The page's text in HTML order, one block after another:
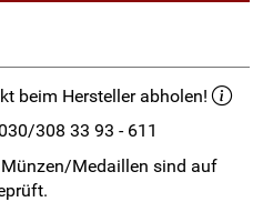
beim Hersteller abholen!
308 33 93 - 611
Medaillen sind auf